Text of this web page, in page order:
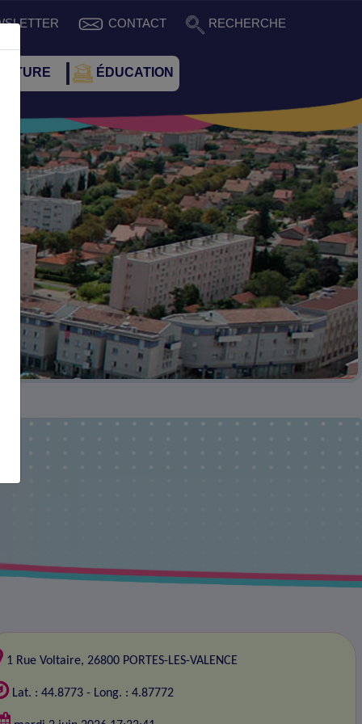
CONTACT RECHERCHE
ÉDUCATION
Suivant
1 Rue Voltaire, 26800 PORTES-LES-VALENCE
Lat. : 44.8773 - Long. : 4.87772